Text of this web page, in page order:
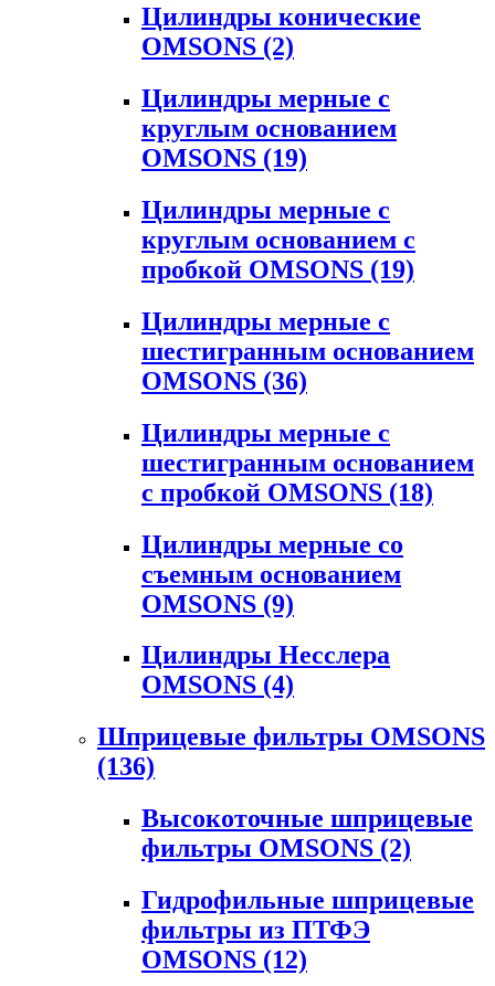
Цилиндры конические
OMSONS (2)
Цилиндры мерные с
круглым основанием
OMSONS (19)
Цилиндры мерные с
круглым основанием с
пробкой OMSONS (19)
Цилиндры мерные с
шестигранным основанием
OMSONS (36)
Цилиндры мерные с
шестигранным основанием
с пробкой OMSONS (18)
Цилиндры мерные со
съемным основанием
OMSONS (9)
Цилиндры Несслера
OMSONS (4)
Шприцевые фильтры OMSONS
(136)
Высокоточные шприцевые
фильтры OMSONS (2)
Гидрофильные шприцевые
фильтры из ПТФЭ
OMSONS (12)